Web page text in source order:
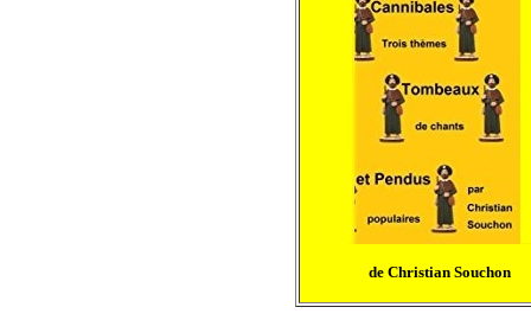
de Christian Souchon